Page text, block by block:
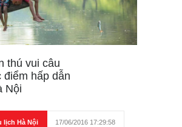
thú vui câu
điểm hấp dẫn
Nội
lịch Hà Nội 17/06/2016 17:29:58